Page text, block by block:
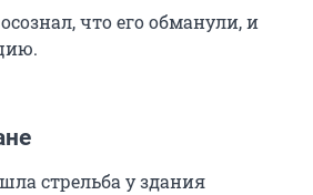
что его обманули, и
стрельба у здания